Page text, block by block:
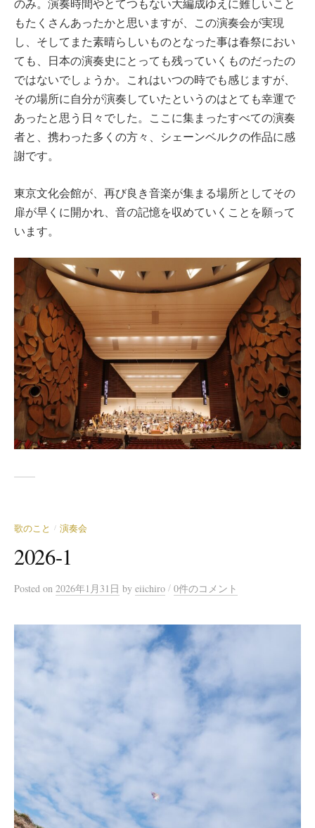
のみ。演奏時間やとてつもない大編成ゆえに難しいこと
もたくさんあったかと思いますが、この演奏会が実現
し、そしてまた素晴らしいものとなった事は春祭におい
ても、日本の演奏史にとっても残っていくものだったの
ではないでしょうか。これはいつの時でも感じますが、
その場所に自分が演奏していたというのはとても幸運で
あったと思う日々でした。ここに集まったすべての演奏
者と、携わった多くの方々、シェーンベルクの作品に感
謝です。
東京文化会館が、再び良き音楽が集まる場所としてその
扉が早くに開かれ、音の記憶を収めていくことを願って
います。
歌のこと / 演奏会
2026-1
Posted on 2026年1月31日 by eiichiro / 0件のコメント